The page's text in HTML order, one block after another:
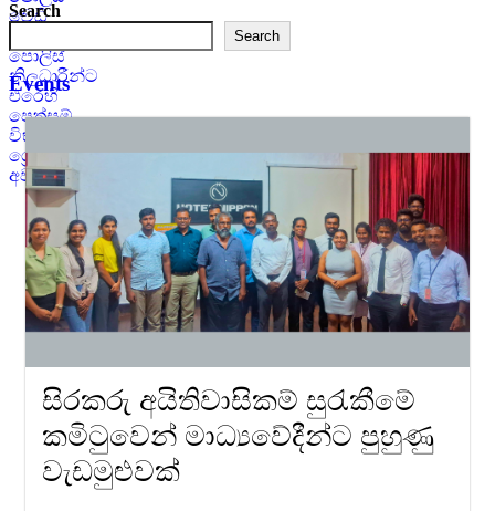
Search
Search
Events
සිරකරු අයිතිවාසිකම් සුරැකීමේ
කමිටුවෙන් මාධ්‍යවේදීන්ට පුහුණු
වැඩමුළුවක්